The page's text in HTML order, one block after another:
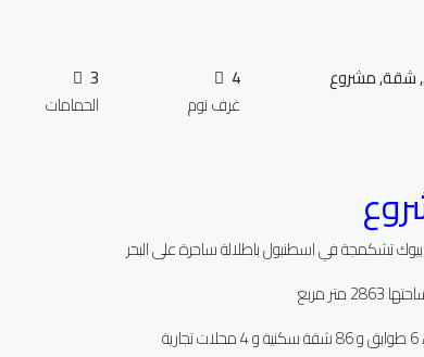
شقة, مشروع
4
غرف نوم
3
الحمامات
تشكمجة في اسطنبول باطلالة ساحرة على البحر
مربع